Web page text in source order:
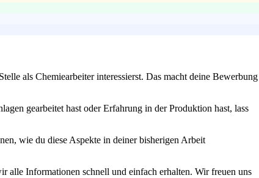
als Chemiearbeiter interessierst. Das macht deine Bewerbung
gearbeitet hast oder Erfahrung in der Produktion hast, lass
wie du diese Aspekte in deiner bisherigen Arbeit
alle Informationen schnell und einfach erhalten. Wir freuen uns